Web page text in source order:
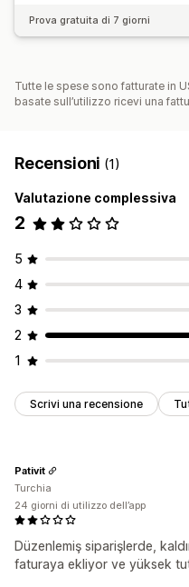
Prova gratuita di 7 giorni
Tutte le spese sono fatturate in
basate sull’utilizzo ricevi una
Recensioni (1)
Valutazione complessiva
2
5
4
3
2
1
Scrivi una recensione
Düzenlemiş siparişlerde,
faturaya ekliyor ve yüksek
Pativit
Turchia
24 giorni di utilizzo dell’app